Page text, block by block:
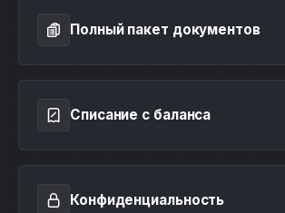
Полный пакет документов
Списание с баланса
Конфиденциальность